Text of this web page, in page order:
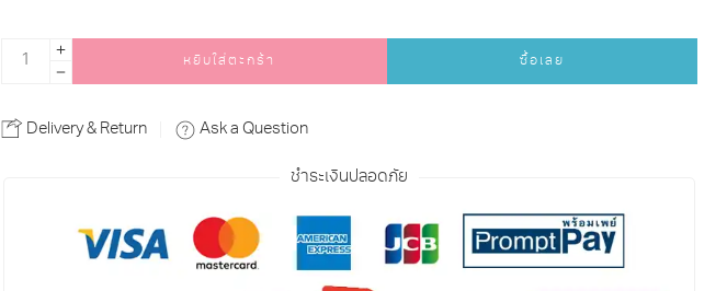
หยิบใส่ตะกร้า ซื้อเลย
Delivery & Return Ask a Question
ชำระเงินปลอดภัย